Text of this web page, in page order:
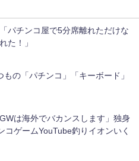
パチンコ屋で5分席離れただけな
た！」
もの「パチンコ」「キーボード」
は海外でバカンスします」独身
コゲームYouTube釣りイオンいく